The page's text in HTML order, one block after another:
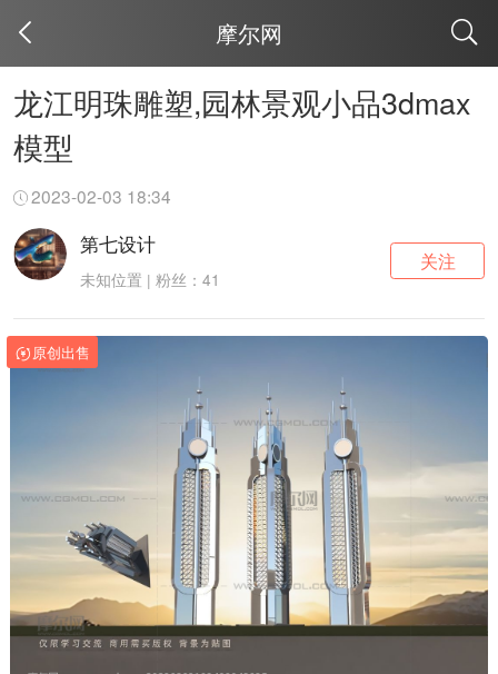
摩尔网
龙江明珠雕塑,园林景观小品3dmax
模型
2023-02-03 18:34
第七设计
未知位置 | 粉丝：41
关注
原创出售
取消